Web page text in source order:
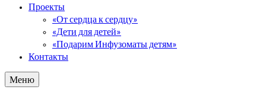
Проекты
«От сердца к сердцу»
«Дети для детей»
«Подарим Инфузоматы детям»
Контакты
Меню